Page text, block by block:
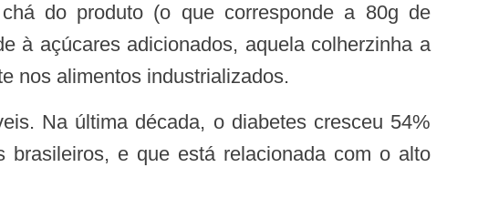
do produto (o que corresponde a 80g de
à açúcares adicionados, aquela colherzinha a
nos alimentos industrializados.
e que está relacionada com o alto